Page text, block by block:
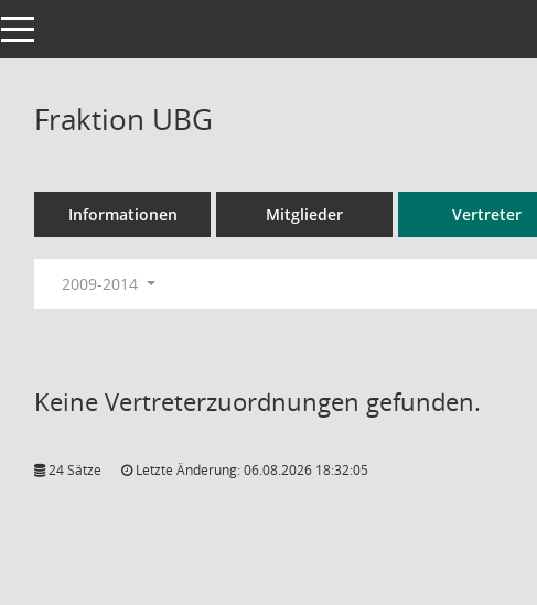
Toggle navigation
Fraktion UBG
Informationen Mitglieder Vertreter
2009-2014
Keine Vertreterzuordnungen gefunden.
24 Sätze Letzte Änderung: 06.08.2026 18:32:05